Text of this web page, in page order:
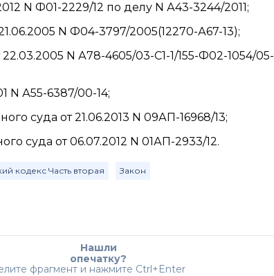
N Ф01-2229/12 по делу N А43-3244/2011;
N Ф04-3797/2005(12270-А67-13);
N А78-4605/03-С1-1/155-Ф02-1054/05-
N А55-6387/00-14;
суда от 21.06.2013 N 09АП-16968/13;
суда от 06.07.2012 N 01АП-2933/12.
кодекс Часть вторая Закон
Нашли
опечатку?
фрагмент и нажмите Ctrl+Enter